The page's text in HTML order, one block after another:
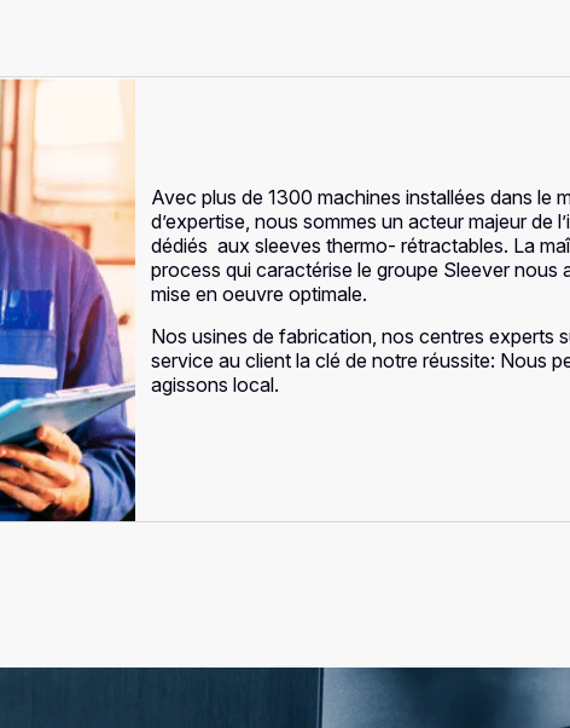
Avec plus de 1300 machines installées dans le
d’expertise, nous sommes un acteur majeur de
dédiés aux sleeves thermo- rétractables. La
process qui caractérise le groupe Sleever nous
mise en oeuvre optimale.
Nos usines de fabrication, nos centres experts
service au client la clé de notre réussite: Nous
agissons local.